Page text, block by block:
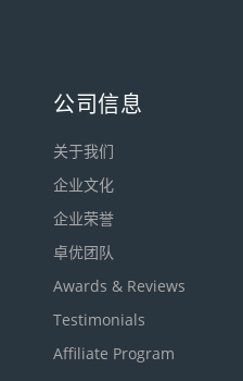
公司信息
关于我们
企业文化
企业荣誉
卓优团队
Awards & Reviews
Testimonials
Affiliate Program